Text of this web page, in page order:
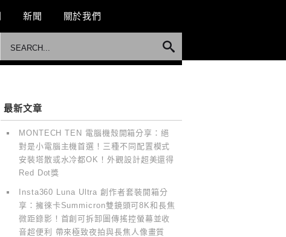
新聞 關於我們
最新文章
MONTECH TEN 電腦機殼開箱分享：絕
對是小電腦主機首選！三種不同配置模式
安裝塔散或水冷都OK！外觀設計超美還得
Red Dot獎
Insta360 Luna Ultra 創作者套裝開箱分
享：擁徠卡Summicron雙鏡頭可8K和長焦
微距錄影！首創可拆卸圖傳搖控螢幕並收
音超便利 帶來極致夜拍與長焦人像畫質